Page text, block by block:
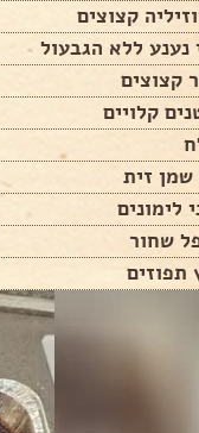
קצוצים
נענע ללא הגבעול
קצוצים
קלויים
שמן זית
לימונים
שחור
תפוזים